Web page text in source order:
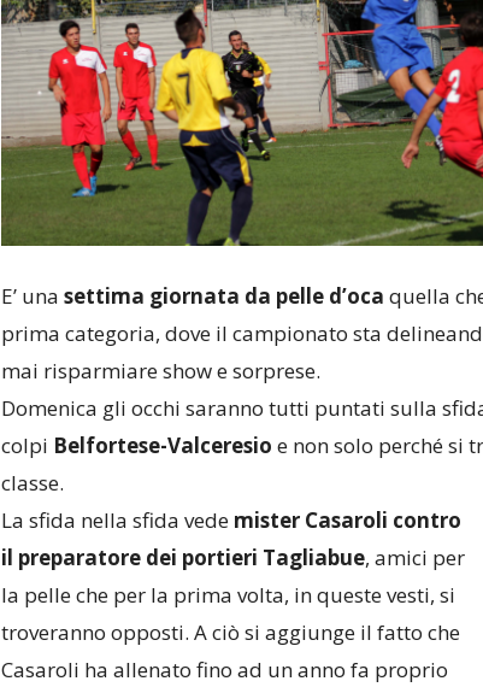
E’ una settima giornata da pelle d’oca quella
prima categoria, dove il campionato sta
mai risparmiare show e sorprese.
Domenica gli occhi saranno tutti puntati sulla
colpi Belfortese-Valceresio e non solo perché si
classe.
La sfida nella sfida vede mister Casaroli contro
il preparatore dei portieri Tagliabue, amici per
la pelle che per la prima volta, in queste vesti, si
troveranno opposti. A ciò si aggiunge il fatto che
Casaroli ha allenato fino ad un anno fa proprio